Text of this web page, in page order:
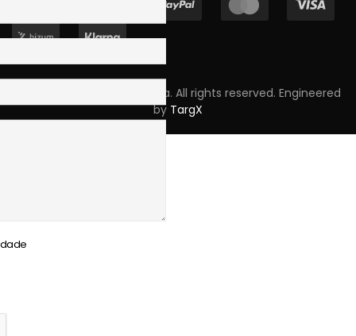
Copyright © 2023 Skpro, Lda. All rights reserved. Engineered
by TargX